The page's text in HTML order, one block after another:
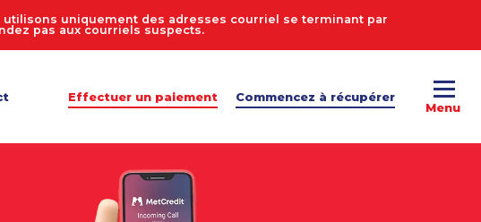
uniquement des adresses courriel se terminant par
pas aux courriels suspects.
Effectuer un paiement Commencez à récupérer